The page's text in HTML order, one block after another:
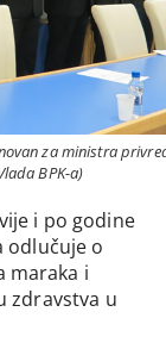
za ministra
BPK-a)
i po godine
odlučuje o
maraka i
zdravstva u